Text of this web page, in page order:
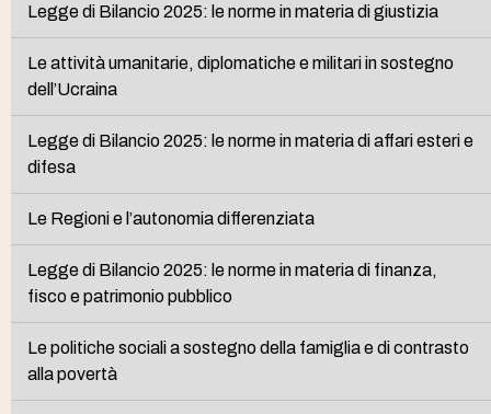
Legge di Bilancio 2025: le norme in materia di giustizia
Le attività umanitarie, diplomatiche e militari in sostegno
dell’Ucraina
Legge di Bilancio 2025: le norme in materia di affari esteri e
difesa
Le Regioni e l’autonomia differenziata
Legge di Bilancio 2025: le norme in materia di finanza,
fisco e patrimonio pubblico
Le politiche sociali a sostegno della famiglia e di contrasto
alla povertà